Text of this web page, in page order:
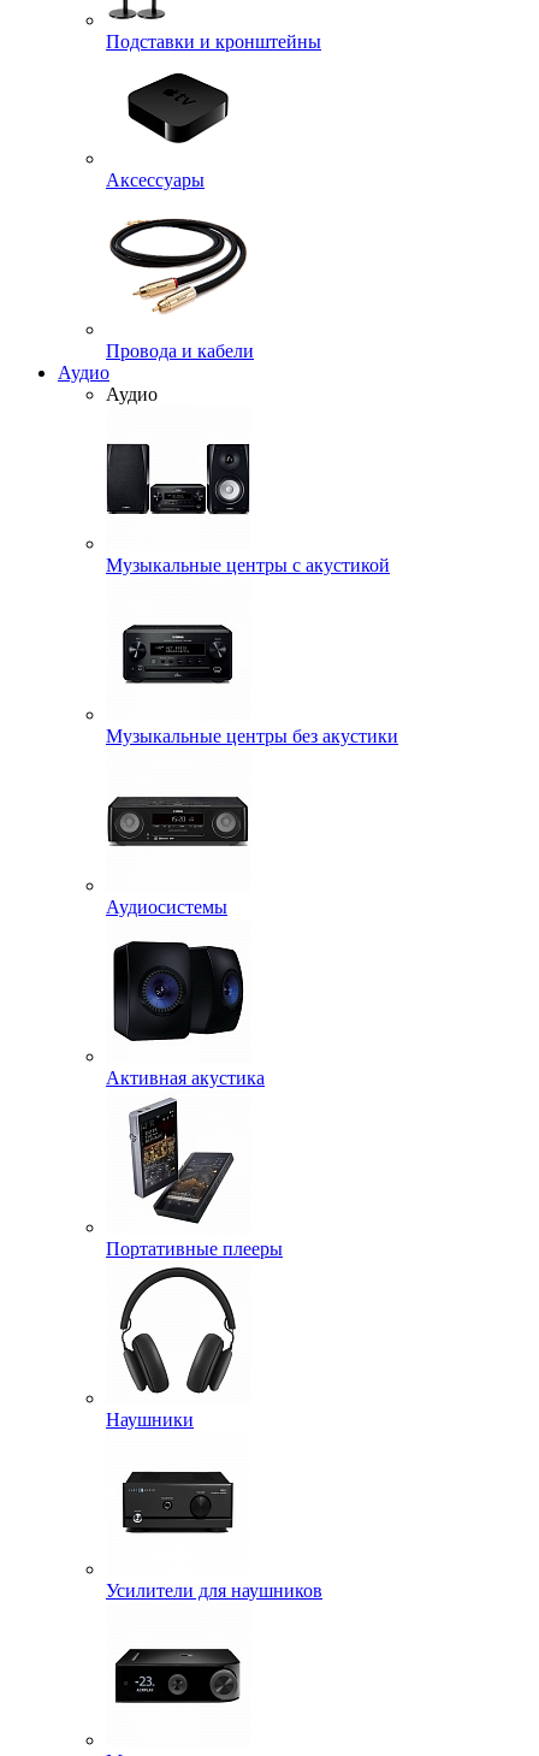
Подставки и кронштейны
Аксессуары
Провода и кабели
Аудио
Аудио
Музыкальные центры с акустикой
Музыкальные центры без акустики
Аудиосистемы
Активная акустика
Портативные плееры
Наушники
Усилители для наушников